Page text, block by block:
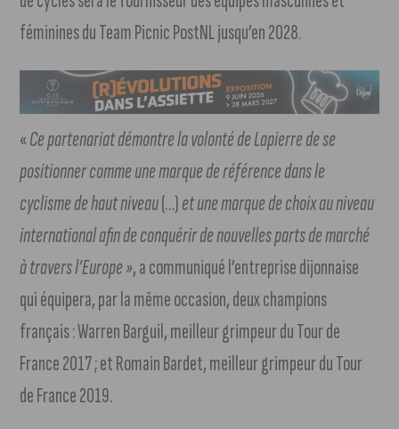
féminines du Team Picnic PostNL jusqu’en 2028.
«Ce partenariat démontre la volonté de Lapierre de se
positionner comme une marque de référence dans le
cyclisme de haut niveau(…)et une marque de choix au niveau
international afin de conquérir de nouvelles parts de marché
à travers l’Europe », a communiqué l’entreprise dijonnaise
qui équipera, par la même occasion, deux champions
français : Warren Barguil, meilleur grimpeur du Tour de
France 2017 ; et Romain Bardet, meilleur grimpeur du Tour
de France 2019.